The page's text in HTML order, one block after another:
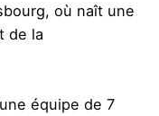
où naît une
de la
équipe de 7